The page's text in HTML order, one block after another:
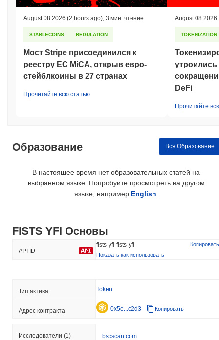
August 08 2026 (2 hours ago) 3 мин. чтение
STABLECOINS REGULATION
Мост Stripe присоединился к
реестру ЕС MiCA, открыв евро-
стейблкоины в 27 странах
Прочитайте всю статью
August 08 2026
TOKENIZATION
DeFi
Прочитайте
Образование Вся Образование
В настоящее время нет образовательных статей на
выбранном языке. Попробуйте просмотреть на другом
языке, например English
FISTS YFI Основы
API ID
fists-yfi-fists-yfi
Копировать
Показать как использовать
Тип актива Token
Адрес контракта 0x5e...c2d3 Копировать
Исследователи (1) bscscan.com